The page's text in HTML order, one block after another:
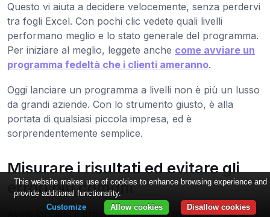
Questo vi aiuta a decidere velocemente, senza perdervi
tra fogli Excel. Con pochi clic vedete quali livelli
performano meglio e lo stato generale del programma.
Per iniziare al meglio, leggete anche come avviare un
programma fedeltà che i clienti ameranno.
Oggi lanciare un programma a livelli non è più un lusso
da grandi aziende. Con lo strumento giusto, è alla
portata di qualsiasi piccola impresa, ed è
sorprendentemente semplice.
Misurare i risultati ed evitare gli
errori più comuni
Avete lanciato il programma: ottimo traguardo. Ma la
This website makes use of cookies to enhance browsing experience and
provide additional functionality.
Disallow cookies
Allow cookies
Customize